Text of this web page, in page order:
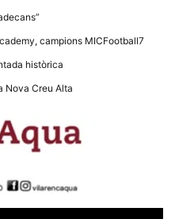
campions MICFootball7
històrica
Nova Creu Alta